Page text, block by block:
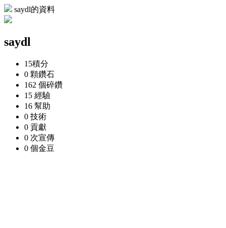
saydl的資料
saydl
15積分
0 顆鑽石
162 個碎鑽
15 經驗
16 幫助
0 技術
0 貢獻
0 次宣傳
0 個金豆